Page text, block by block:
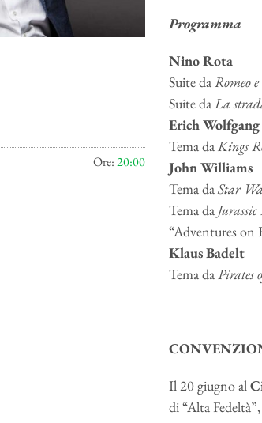
Ore:20:00
Programma
Nino Rota
Suite daRomeo
Suite daLa
Erich Wolfgang
Tema daKings
John Williams
Tema daStar
Tema da
“Adventures on
Klaus Badelt
Tema daPirates
Il 20 giugno al
di “Alta